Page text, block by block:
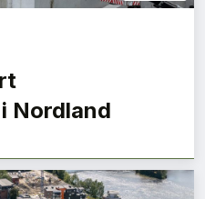
Nordland